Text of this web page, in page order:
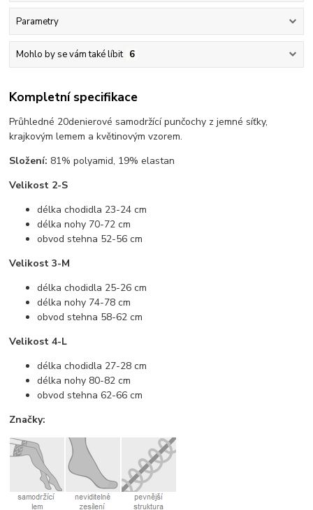
Parametry
Mohlo by se vám také líbit 6
Kompletní specifikace
Průhledné 20denierové samodržící punčochy z jemné síťky,
krajkovým lemem a květinovým vzorem.
Složení: 81% polyamid, 19% elastan
Velikost 2-S
délka chodidla 23-24 cm
délka nohy 70-72 cm
obvod stehna 52-56 cm
Velikost 3-M
délka chodidla 25-26 cm
délka nohy 74-78 cm
obvod stehna 58-62 cm
Velikost 4-L
délka chodidla 27-28 cm
délka nohy 80-82 cm
obvod stehna 62-66 cm
Značky: